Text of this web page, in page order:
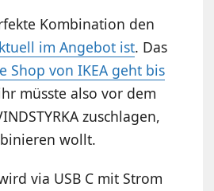
Kombination den
im Angebot ist. Das
Shop von IKEA geht bis
müsste also vor dem
zuschlagen,
wollt.
via USB C mit Strom